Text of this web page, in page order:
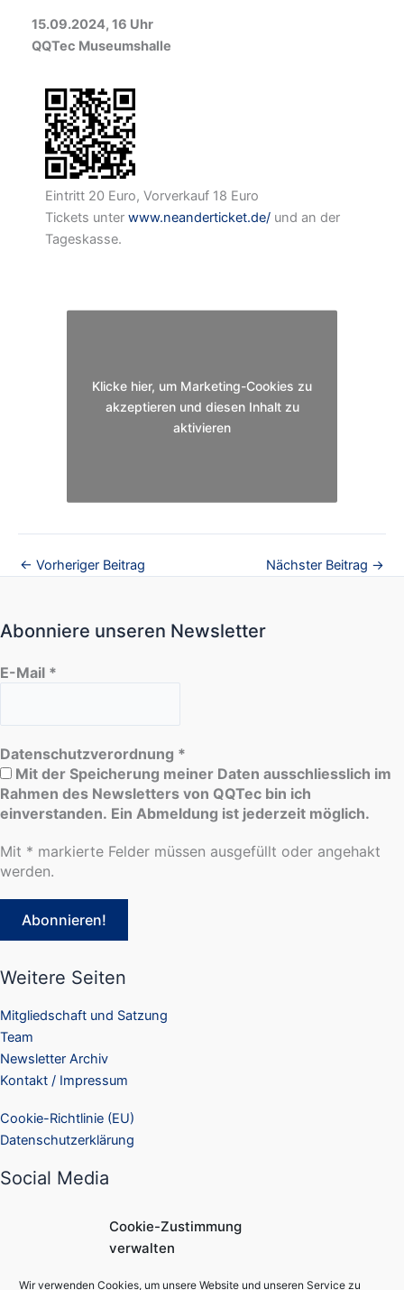
Cookie-Zustimmung
verwalten
Wir verwenden Cookies, um unsere Website und unseren Service zu
15.09.2024, 16 Uhr
QQTec Museumshalle
Eintritt 20 Euro, Vorverkauf 18 Euro
Tickets unter www.neanderticket.de/ und an der
Tageskasse.
Klicke hier, um Marketing-Cookies zu
akzeptieren und diesen Inhalt zu
aktivieren
← Vorheriger Beitrag Nächster Beitrag →
Abonniere unseren Newsletter
E-Mail *
Datenschutzverordnung *
Mit der Speicherung meiner Daten ausschliesslich im
Rahmen des Newsletters von QQTec bin ich
einverstanden. Ein Abmeldung ist jederzeit möglich.
Mit * markierte Felder müssen ausgefüllt oder angehakt
werden.
Weitere Seiten
Mitgliedschaft und Satzung
Team
Newsletter Archiv
Kontakt / Impressum
Cookie-Richtlinie (EU)
Datenschutzerklärung
Social Media